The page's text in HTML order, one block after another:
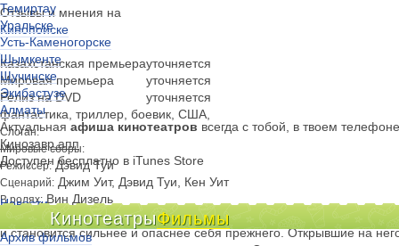
Темиртау
Уральске
Усть-Каменогорске
Шымкенте
Щучинске
Экибастузе
Алматы
Актуальная афиша кинотеатров всегда с тобой, в твоем телефоне
Кинозавр.апп
Доступен бесплатно в iTunes Store
КинотеатрыФильмы
Новости
Киноклубы
Архив фильмов
Отзывы и мнения на
Кинопоиске
Казахстанская премьерауточняется
Мировая премьера
уточняется
Релиз на DVD
уточняется
фантастика, триллер, боевик, США,
Слоган:
Мировые сборы:
Режиссер:Дэвид Туи
Сценарий: Джим Уит, Дэвид Туи, Кен Уит
В ролях:Вин Дизель
Преданный своими и брошенный умирать на пустынной планете,
и становится сильнее и опаснее себя прежнего. Открывшие на